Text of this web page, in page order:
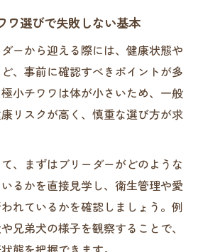
チワワはブリーダー選びが決め
が教える極小チワワ健康チェッ
ブリーダーの健康管理体制を確
ワワブリーダーの飼育環境を見
ブリーダーに求める衛生と管理
ワ選びで失敗しない基本
ーから迎える際には、健康状態や
、事前に確認すべきポイントが多
小チワワは体が小さいため、一般
リスクが高く、慎重な選び方が求
、まずはブリーダーがどのような
るかを直接見学し、衛生管理や愛
れているかを確認しましょう。例
兄弟犬の様子を観察することで、